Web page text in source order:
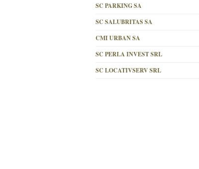
SC PARKING SA
SC SALUBRITAS SA
CMI URBAN SA
SC PERLA INVEST SRL
SC LOCATIVSERV SRL